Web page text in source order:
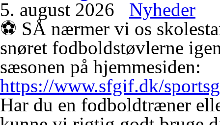
5. august 2026
Nyheder
⚽️ SÅ nærmer vi os
snøret fodboldstøvlerne
sæsonen på hjemmesiden:
https://www.sfgif.dk/
Har du en fodboldtræner